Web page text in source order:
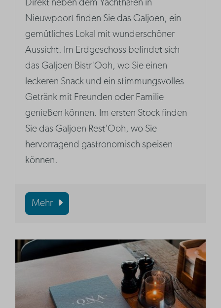
Direkt neben dem Yachthafen in
Nieuwpoort finden Sie das Galjoen, ein
gemütliches Lokal mit wunderschöner
Aussicht. Im Erdgeschoss befindet sich
das Galjoen Bistr'Ooh, wo Sie einen
leckeren Snack und ein stimmungsvolles
Getränk mit Freunden oder Familie
genießen können. Im ersten Stock finden
Sie das Galjoen Rest'Ooh, wo Sie
hervorragend gastronomisch speisen
können.
Mehr